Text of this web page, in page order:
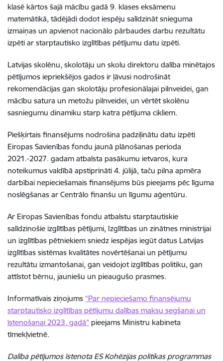
klasē kārtos šajā mācību gadā 9. klases eksāmenu
matemātikā, tādējādi dodot iespēju salīdzināt snieguma
izmaiņas un apvienot nacionālo pārbaudes darbu rezultātu
izpēti ar starptautisko izglītības pētījumu datu izpēti.
Latvijas skolēnu, skolotāju un skolu direktoru dalība minētajos
pētījumos iepriekšējos gados ir ļāvusi nodrošināt
rekomendācijas gan skolotāju profesionālajai pilnveidei, gan
mācību satura un metožu pilnveidei, un vērtēt skolēnu
sasniegumu dinamiku starp katra pētījuma cikliem.
Piešķirtais finansējums nodrošina padziļinātu datu izpēti
Eiropas Savienības fondu jaunā plānošanas perioda
2021.-2027. gadam atbalsta pasākumu ietvaros, kura
noteikumus valdībā apstiprināti 4. jūlijā, taču pilna apmēra
darbībai nepieciešamais finansējums būs pieejams pēc līguma
noslēgšanas ar Centrālo finanšu un līgumu aģentūru.
Ar Eiropas Savienības fondu atbalstu starptautiskie
salīdzinošie izglītības pētījumi, Izglītības un zinātnes ministrijai
un izglītības pētniekiem sniedz iespējas iegūt datus Latvijas
izglītības sistēmas kvalitātes novērtēšanai un pētījumu
rezultātu izmantošanai, gan veidojot izglītības politiku, gan
attīstot bērnu, jauniešu un pieaugušo prasmes.
Informatīvais ziņojums “Par nepieciešamo finansējumu
starptautisko izglītības pētījumu dalības maksu segšanai un
īstenošanai 2023. gadā” pieejams Ministru kabineta
tīmekļvietnē.
Dalība pētījumos īstenota ES Kohēzijas politikas programmas